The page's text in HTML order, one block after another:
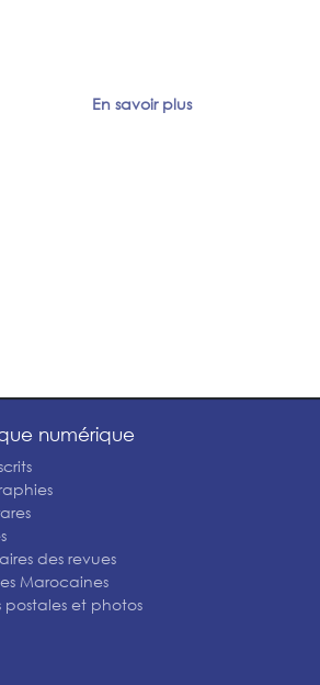
En savoir plus
numérique
des revues
Marocaines
postales et photos